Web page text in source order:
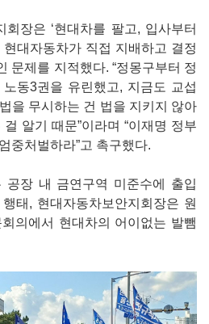
회장은 ‘현대차를 팔고, 입사부터
대자동차가 직접 지배하고 결정
문제를 지적했다. “정몽구부터 정
동3권을 유린했고, 지금도 교섭
을 무시하는 건 법을 지키지 않아
알기 때문”이라며 “이재명 정부
중처벌하라”고 촉구했다.
공장 내 금연구역 미준수에 출입
태, 현대자동차보안지회장은 원
의에서 현대차의 어이없는 발뺌